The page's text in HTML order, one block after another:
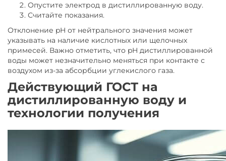
Опустите электрод в дистиллированную воду.
Считайте показания.
Отклонение pH от нейтрального значения может
указывать на наличие кислотных или щелочных
примесей. Важно отметить, что pH дистиллированной
воды может незначительно меняться при контакте с
воздухом из-за абсорбции углекислого газа.
Действующий ГОСТ на
дистиллированную воду и
технологии получения